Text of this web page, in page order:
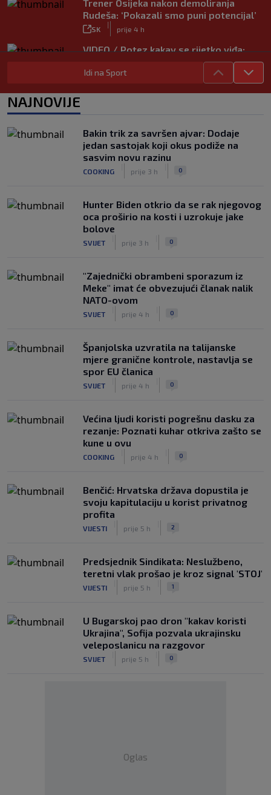
Trener Osijeka nakon demoliranja
Rudeša: ‘Pokazali smo puni potencijal’
SK
|
prije 4 h
VIDEO / Potez kakav se rijetko viđa:
Kada pomoć nije stigla, na rukama je
iznio suigrača u bolovima
SK prije 6 h
Dinamo u finalu Ramljaka! Sutra protiv
Ajaxa na glavnom terenu Maksimira
|
prije 5 h
Idi na Sport
NAJNOVIJE
Bakin trik za savršen ajvar: Dodaje
jedan sastojak koji okus podiže na
sasvim novu razinu
COOKING prije 3 h 0
Hunter Biden otkrio da se rak njegovog
oca proširio na kosti i uzrokuje jake
bolove
SVIJET prije 3 h 0
"Zajednički obrambeni sporazum iz
Meke" imat će obvezujući članak nalik
NATO-ovom
SVIJET prije 4 h 0
Španjolska uzvratila na talijanske
mjere granične kontrole, nastavlja se
spor EU članica
SVIJET prije 4 h 0
Većina ljudi koristi pogrešnu dasku za
rezanje: Poznati kuhar otkriva zašto se
kune u ovu
COOKING prije 4 h 0
Benčić: Hrvatska država dopustila je
svoju kapitulaciju u korist privatnog
profita
VIJESTI prije 5 h 2
Predsjednik Sindikata: Neslužbeno,
teretni vlak prošao je kroz signal 'STOJ'
VIJESTI prije 5 h 1
U Bugarskoj pao dron "kakav koristi
Ukrajina", Sofija pozvala ukrajinsku
veleposlanicu na razgovor
SVIJET prije 5 h 0
Oglas